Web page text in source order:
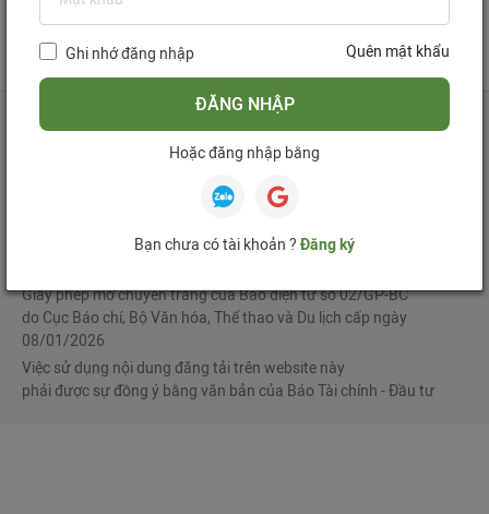
Liên hệ đặt báo
tử
Mua bản tin điện tử
Đăng ký diễn đàn
Ngô Chí Tùng Lê Trọng Minh
Giấy phép mở chuyên trang của Báo điện tử số 02/GP-BC
do Cục Báo chí, Bộ Văn hóa, Thể thao và Du lịch cấp ngày
08/01/2026
Việc sử dụng nội dung đăng tải trên website này
phải được sự đồng ý bằng văn bản của Báo Tài chính - Đầu tư
Ghi nhớ đăng nhập Quên mật khẩu
ĐĂNG NHẬP
Hoặc đăng nhập bằng
Bạn chưa có tài khoản ?Đăng ký